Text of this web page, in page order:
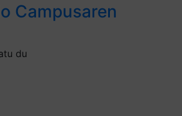
Campusaren
du